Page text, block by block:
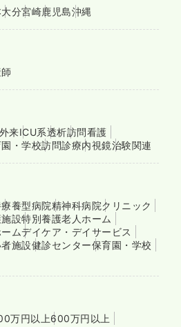
大分宮崎鹿児島沖縄
来ICU系透析訪問看護
・学校訪問診療内視鏡治験関連
療養型病院精神科病院クリニック
設特別養護老人ホーム
ムデイケア・デイサービス
施設健診センター保育園・学校
万円以上600万円以上